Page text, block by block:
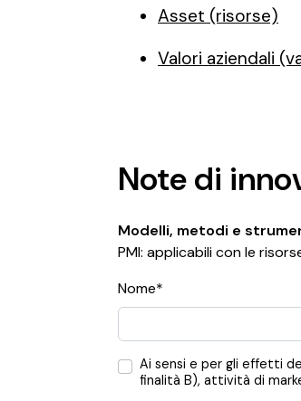
Asset (risorse)
Valori aziendali
Note di
Modelli, metodi e
PMI: applicabili con le
Nome*
Ai sensi e per gli effetti
finalità B), attività di